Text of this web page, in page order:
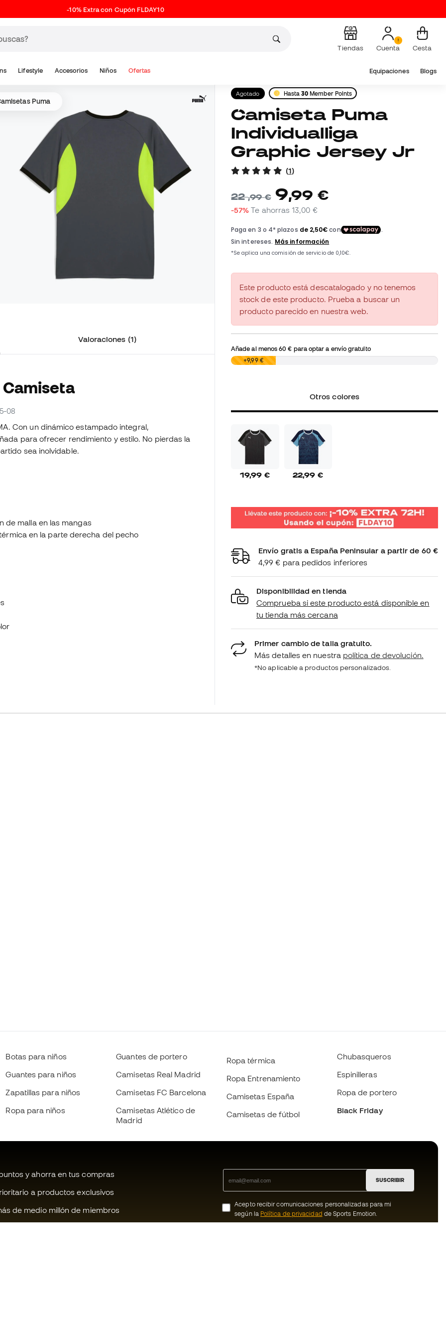
-10% Extra con Cupón FLDAY10
Tiendas Cuenta Cesta
Lifestyle Accesorios Niños Ofertas Equipaciones Blogs
Puma
Valoraciones (1)
08
Con un dinámico estampado integral,
para ofrecer rendimiento y estilo. No pierdas la
sea inolvidable.
de malla en las mangas
en la parte derecha del pecho
Agotado Hasta30 Member Points
Camiseta Puma
Individualliga
Graphic Jersey Jr
(1)
22,99 € 9,99 €
-57% Te ahorras13,00 €
Este producto está descatalogado y no tenemos
stock de este producto. Prueba a buscar un
producto parecido en nuestra web.
Añade al menos60 € para optar a envío gratuito
0,00 €+9,99 €
Otros colores
19,99 € 22,99 €
Envío gratis a España Peninsular a partir de 60 €
4,99 € para pedidos inferiores
Disponibilidad en tienda
Comprueba si este producto está disponible en
tu tienda más cercana
Primer cambio de talla gratuito.
Más detalles en nuestra política de devolución.
*No aplicable a productos personalizados.
Botas para niños
Guantes para niños
Zapatillas para niños
Ropa para niños
Guantes de portero
Camisetas Real Madrid
Camisetas FC Barcelona
Camisetas Atlético de
Madrid
Ropa térmica
Ropa Entrenamiento
Camisetas España
Camisetas de fútbol
Chubasqueros
Espinilleras
Ropa de portero
Black Friday
y ahorra en tus compras
a productos exclusivos
de medio millón de miembros
SUSCRIBIR
Acepto recibir comunicaciones personalizadas para mi
según la Política de privacidad de Sports Emotion.